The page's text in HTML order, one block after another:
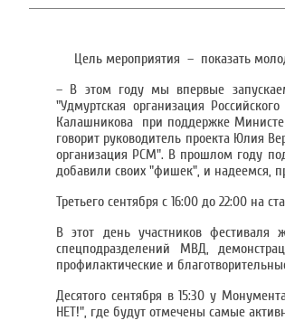
Цель мероприятия – показать
– В этом году мы впервые запускаем
"Удмуртская организация
Калашникова при поддержке
говорит руководитель проекта Юлия
организация РСМ". В прошлом году
добавили своих "фишек", и надеемся,
Третьего сентября с 16:00 до 22:00 на
В этот день участников фестиваля
спецподразделений МВД,
профилактические и
Десятого сентября в 15:30 у
НЕТ!", где будут отмечены самые